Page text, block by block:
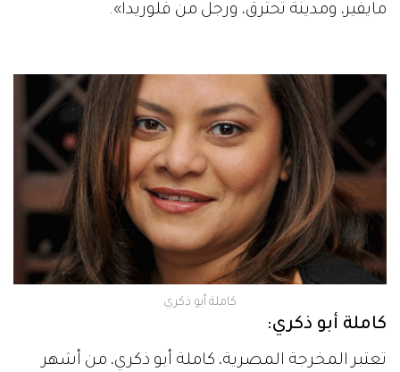
مايفير، ومدينة تحترق، ورجل من فلوريدا».
كاملة أبو ذكري
كاملة أبو ذكري:
تعتبر المخرجة المصرية، كاملة أبو ذكري، من أشهر